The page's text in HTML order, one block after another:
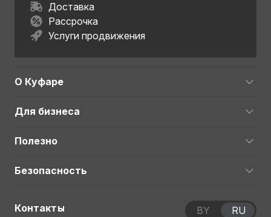
Доставка
Рассрочка
Услуги продвижения
О Куфаре
Для бизнеса
Полезно
Безопасность
Контакты BY RU